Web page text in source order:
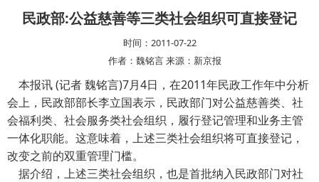
民政部:公益慈善等三类社会组织可直接登记
时间：2011-07-22
作者：魏铭言 来源：新京报
本报讯 (记者 魏铭言)7月4日，在2011年民政工作年中分析
会上，民政部部长李立国表示，民政部门对公益慈善类、社
会福利类、社会服务类社会组织，履行登记管理和业务主管
一体化职能。这意味着，上述三类社会组织将可直接登记，
改变之前的双重管理门槛。
据介绍，上述三类社会组织，也是首批纳入民政部门对社